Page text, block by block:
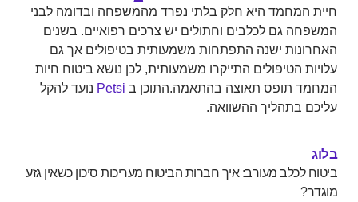
חיית המחמד היא חלק בלתי נפרד מהמשפחה ובדומה לבני
המשפחה גם לכלבים וחתולים יש צרכים רפואיים. בשנים
האחרונות ישנה התפתחות משמעותית בטיפולים אך גם
עלויות הטיפולים התייקרו משמעותית, לכן נושא ביטוח חיות
המחמד תופס תאוצה בהתאמה.התוכן ב Petsi נועד להקל
עליכם בתהליך ההשוואה.
בלוג
ביטוח לכלב מעורב: איך חברות הביטוח מעריכות סיכון כשאין גזע
מוגדר?